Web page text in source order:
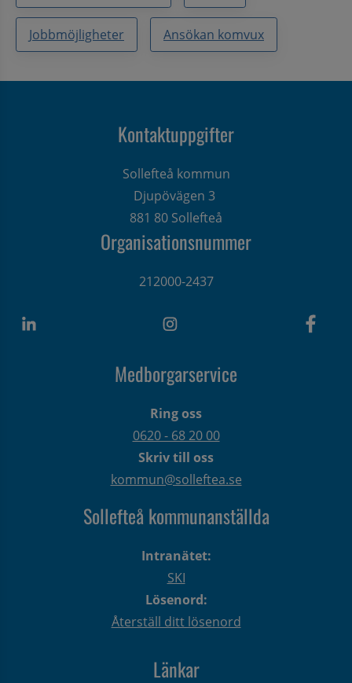
Jobbmöjligheter Ansökan komvux
Kontaktuppgifter
Sollefteå kommun
Djupövägen 3
881 80 Sollefteå
Organisationsnummer
212000-2437
Medborgarservice
Ring oss
0620 - 68 20 00
Skriv till oss
kommun@solleftea.se
Sollefteå kommunanställda
Intranätet:
SKI
Lösenord:
Återställ ditt lösenord
Länkar